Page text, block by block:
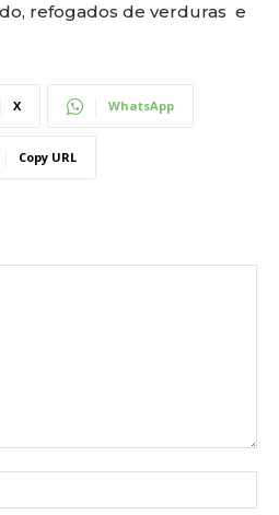
refogados de verduras e
X WhatsApp
Copy URL